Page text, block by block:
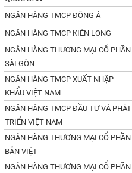
NGÂN HÀNG TMCP ĐÔNG Á
NGÂN HÀNG TMCP KIÊN LONG
NGÂN HÀNG THƯƠNG MẠI CỔ PHẦN
SÀI GÒN
NGÂN HÀNG TMCP XUẤT NHẬP
KHẨU VIỆT NAM
NGÂN HÀNG TMCP ĐẦU TƯ VÀ PHÁT
TRIỂN VIỆT NAM
NGÂN HÀNG THƯƠNG MẠI CỔ PHẦN
BẢN VIỆT
NGÂN HÀNG THƯƠNG MẠI CỔ PHẦN